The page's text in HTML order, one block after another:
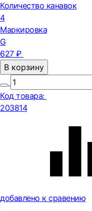
Количество канавок
4
Маркировка
G
627 ₽
В корзину
Код товара:
203814
добавлено к сравению